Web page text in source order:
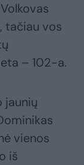
tačiau vos
– 102-a.
jaunių
vienos
iš